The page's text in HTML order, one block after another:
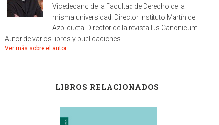
Vicedecano de la Facultad de Derecho de la
misma universidad. Director Instituto Martín de
Azpilcueta. Director de la revista Ius Canonicum.
Autor de varios libros y publicaciones.
Ver más sobre el autor
LIBROS RELACIONADOS